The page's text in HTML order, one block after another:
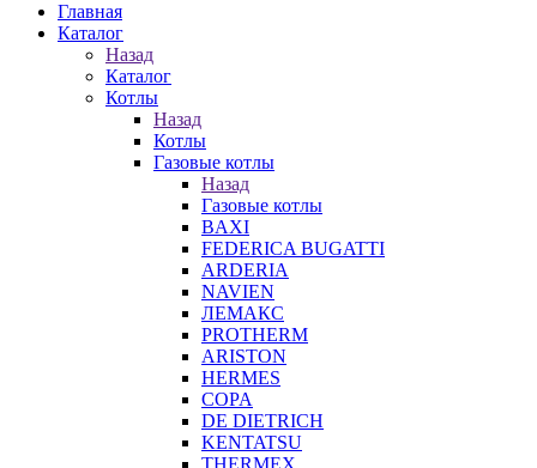
Главная
Каталог
Назад
Каталог
Котлы
Назад
Котлы
Газовые котлы
Назад
Газовые котлы
BAXI
FEDERICA BUGATTI
ARDERIA
NAVIEN
ЛЕМАКС
PROTHERM
ARISTON
HERMES
COPA
DE DIETRICH
KENTATSU
THERMEX